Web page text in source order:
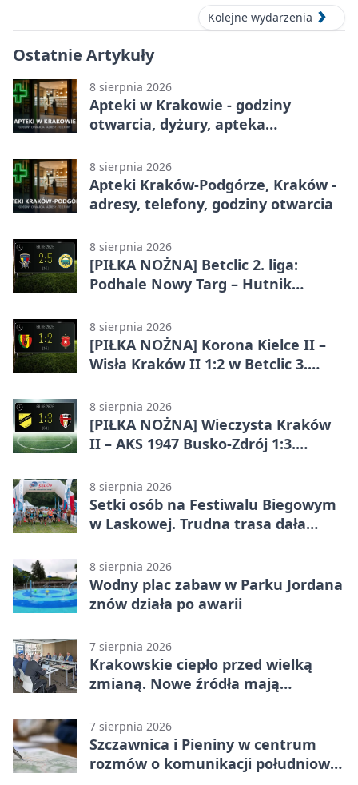
Kolejne wydarzenia
Ostatnie Artykuły
8 sierpnia 2026
Apteki w Krakowie - godziny
otwarcia, dyżury, apteka
8 sierpnia 2026
Apteki Kraków-Podgórze, Kraków -
adresy, telefony, godziny otwarcia
8 sierpnia 2026
[PIŁKA NOŻNA] Betclic 2. liga:
Podhale Nowy Targ – Hutnik
efektownym zwycięstwem
8 sierpnia 2026
[PIŁKA NOŻNA] Korona Kielce II –
Wisła Kraków II 1:2 w Betclic 3.
odwróciła losy meczu
8 sierpnia 2026
[PIŁKA NOŻNA] Wieczysta Kraków
II – AKS 1947 Busko-Zdrój 1:3.
Liga Grupa 4 (Grupa IV)
8 sierpnia 2026
Setki osób na Festiwalu Biegowym
w Laskowej. Trudna trasa dała
8 sierpnia 2026
Wodny plac zabaw w Parku Jordana
znów działa po awarii
7 sierpnia 2026
Krakowskie ciepło przed wielką
zmianą. Nowe źródła mają
7 sierpnia 2026
Szczawnica i Pieniny w centrum
rozmów o komunikacji południowej